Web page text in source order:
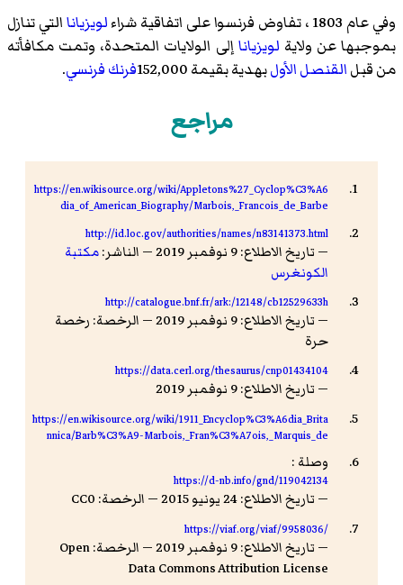
وفي عام 1803 ، تفاوض فرنسوا على اتفاقية شراء
لويزياناالتي تنازل
بموجبها عن ولاية لويزياناإلى الولايات المتحدة، وتمت مكافأته
من قبلالقنصل الأولبهدية بقيمة 152,000 فرنك فرنسي.
مراجع
https://en.wikisource.org/wiki/Appletons%27_Cyclop%C3%A6
dia_of_American_Biography/Marbois,_Francois_de_Barbe
http://id.loc.gov/authorities/names/n83141373.html
— تاريخ الاطلاع: 9 نوفمبر 2019 — الناشر:
مكتبة
الكونغرس
http://catalogue.bnf.fr/ark:/12148/cb12529633h
— تاريخ الاطلاع: 9 نوفمبر 2019 — الرخصة: رخصة
حرة
https://data.cerl.org/thesaurus/cnp01434104
— تاريخ الاطلاع: 9 نوفمبر 2019
https://en.wikisource.org/wiki/1911_Encyclop%C3%A6dia_Brita
nnica/Barb%C3%A9-Marbois,_Fran%C3%A7ois,_Marquis_de
وصلة :
https://d-nb.info/gnd/119042134
— تاريخ الاطلاع: 24 يونيو 2015 — الرخصة: CC0
https://viaf.org/viaf/9958036/
— تاريخ الاطلاع: 9 نوفمبر 2019 — الرخصة: Open
Data Commons Attribution License